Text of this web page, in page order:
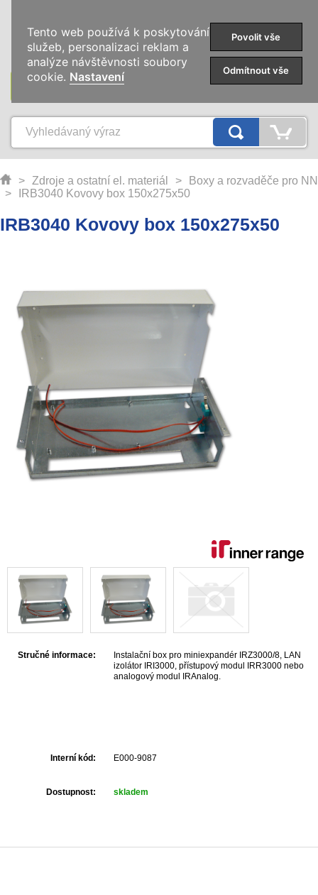
KATEGORIE
> Zdroje a ostatní el. materiál >
Boxy a rozvaděče pro NN
>
IRB3040 Kovovy box 150x275x50
IRB3040 Kovovy box 150x275x50
Stručné informace:
Instalační box pro miniexpandér IRZ3000/8, LAN
izolátor IRI3000, přístupový modul IRR3000 nebo
analogový modul IRAnalog.
Interní kód: E000-9087
Dostupnost: skladem
Tento web používá k poskytování
služeb, personalizaci reklam a
analýze návštěvnosti soubory
cookie. Nastavení
Povolit vše
Odmítnout vše